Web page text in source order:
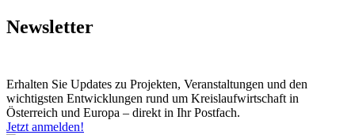
Newsletter
Erhalten Sie Updates zu Projekten, Veranstaltungen und den
wichtigsten Entwicklungen rund um Kreislaufwirtschaft in
Österreich und Europa – direkt in Ihr Postfach.
Jetzt anmelden!